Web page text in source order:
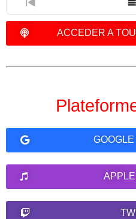
PREVIOUS
EPISODE
ACCEDER A